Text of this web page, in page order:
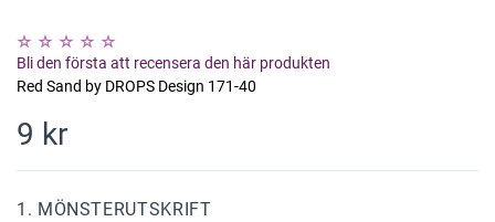
Bli den första att recensera den här produkten
Red Sand by DROPS Design 171-40
9 kr
1. MÖNSTERUTSKRIFT